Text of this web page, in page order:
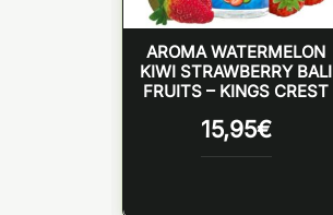
AROMA WATERMELON
KIWI STRAWBERRY BALI
FRUITS – KINGS CREST
15,95€